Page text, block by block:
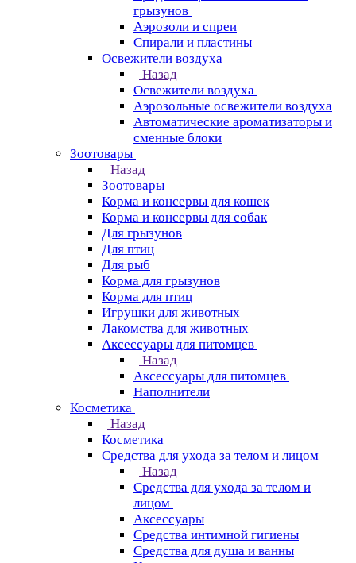
грызунов
Аэрозоли и спреи
Спирали и пластины
Освежители воздуха
Назад
Освежители воздуха
Аэрозольные освежители воздуха
Автоматические ароматизаторы и
сменные блоки
Зоотовары
Назад
Зоотовары
Корма и консервы для кошек
Корма и консервы для собак
Для грызунов
Для птиц
Для рыб
Корма для грызунов
Корма для птиц
Игрушки для животных
Лакомства для животных
Аксессуары для питомцев
Назад
Аксессуары для питомцев
Наполнители
Косметика
Назад
Косметика
Средства для ухода за телом и лицом
Назад
Средства для ухода за телом и
лицом
Аксессуары
Средства интимной гигиены
Средства для душа и ванны